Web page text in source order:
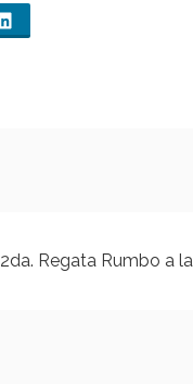
2da. Regata Rumbo a